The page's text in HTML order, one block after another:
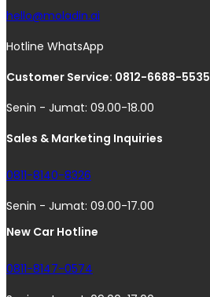
hello@moladin.ai
Hotline WhatsApp
Customer Service: 0812-6688-5535
Senin - Jumat: 09.00-18.00
Sales & Marketing Inquiries
0811-8140-8326
Senin - Jumat: 09.00-17.00
New Car Hotline
0811-8147-0574